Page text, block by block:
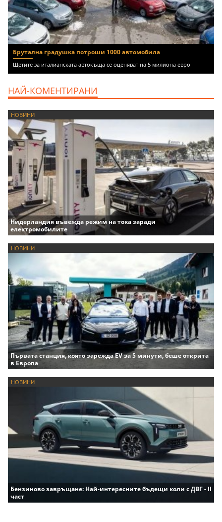
Брутална градушка потроши 1000 автомобила
Щетите за италианската автокъща се оценяват на 5 милиона евро
НАЙ-КОМЕНТИРАНИ
НОВИНИ
Нидерландия въвежда режим на тока заради
електромобилите
НОВИНИ
Първата станция, която зарежда EV за 5 минути, беше открита
в Европа
НОВИНИ
Бензиново завръщане: Най-интересните бъдещи коли с ДВГ - II
част